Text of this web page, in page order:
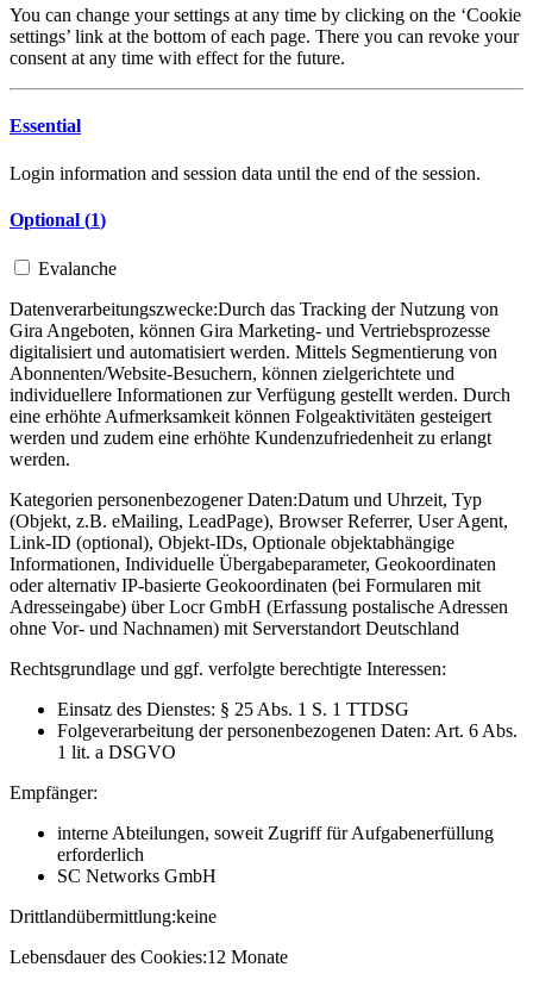
You can change your settings at any time by clicking on the ‘Cookie
settings’ link at the bottom of each page. There you can revoke your
consent at any time with effect for the future.
Essential
Login information and session data until the end of the session.
Optional (1)
Evalanche
Datenverarbeitungszwecke:Durch das Tracking der Nutzung von
Gira Angeboten, können Gira Marketing- und Vertriebsprozesse
digitalisiert und automatisiert werden. Mittels Segmentierung von
Abonnenten/Website-Besuchern, können zielgerichtete und
individuellere Informationen zur Verfügung gestellt werden. Durch
eine erhöhte Aufmerksamkeit können Folgeaktivitäten gesteigert
werden und zudem eine erhöhte Kundenzufriedenheit zu erlangt
werden.
Kategorien personenbezogener Daten:Datum und Uhrzeit, Typ
(Objekt, z.B. eMailing, LeadPage), Browser Referrer, User Agent,
Link-ID (optional), Objekt-IDs, Optionale objektabhängige
Informationen, Individuelle Übergabeparameter, Geokoordinaten
oder alternativ IP-basierte Geokoordinaten (bei Formularen mit
Adresseingabe) über Locr GmbH (Erfassung postalische Adressen
ohne Vor- und Nachnamen) mit Serverstandort Deutschland
Rechtsgrundlage und ggf. verfolgte berechtigte Interessen:
Einsatz des Dienstes: § 25 Abs. 1 S. 1 TTDSG
Folgeverarbeitung der personenbezogenen Daten: Art. 6 Abs.
1 lit. a DSGVO
Empfänger:
interne Abteilungen, soweit Zugriff für Aufgabenerfüllung
erforderlich
SC Networks GmbH
Drittlandübermittlung:keine
Lebensdauer des Cookies:12 Monate